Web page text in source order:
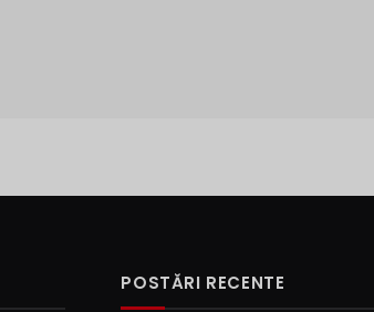
POSTĂRI RECENTE